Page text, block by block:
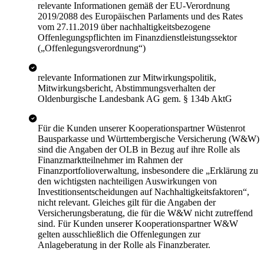
relevante Informationen gemäß der EU-Verordnung
2019/2088 des Europäischen Parlaments und des Rates
vom 27.11.2019 über nachhaltigkeitsbezogene
Offenlegungspflichten im Finanzdienstleistungssektor
(„Offenlegungsverordnung“)
relevante Informationen zur Mitwirkungspolitik,
Mitwirkungsbericht, Abstimmungsverhalten der
Oldenburgische Landesbank AG gem. § 134b AktG
Für die Kunden unserer Kooperationspartner Wüstenrot
Bausparkasse und Württembergische Versicherung (W&W)
sind die Angaben der OLB in Bezug auf ihre Rolle als
Finanzmarktteilnehmer im Rahmen der
Finanzportfolioverwaltung, insbesondere die „Erklärung zu
den wichtigsten nachteiligen Auswirkungen von
Investitionsentscheidungen auf Nachhaltigkeitsfaktoren“,
nicht relevant. Gleiches gilt für die Angaben der
Versicherungsberatung, die für die W&W nicht zutreffend
sind. Für Kunden unserer Kooperationspartner W&W
gelten ausschließlich die Offenlegungen zur
Anlageberatung in der Rolle als Finanzberater.